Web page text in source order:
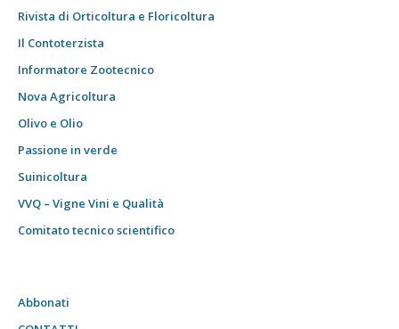
Rivista di Orticoltura e Floricoltura
Il Contoterzista
Informatore Zootecnico
Nova Agricoltura
Olivo e Olio
Passione in verde
Suinicoltura
VVQ – Vigne Vini e Qualità
Comitato tecnico scientifico
Abbonati